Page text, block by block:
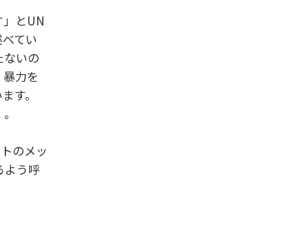
」とUN
てい
ないの
力を
す。
のメッ
よう呼